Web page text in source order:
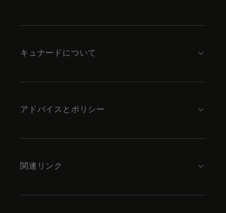
キュナードについて
アドバイスとポリシー
関連リンク